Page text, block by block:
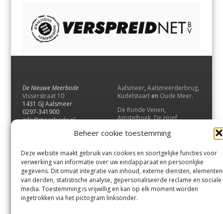
Beheer cookie toestemming
Deze website maakt gebruik van cookies en soortgelijke functies voor
verwerking van informatie over uw eindapparaat en persoonlijke
gegevens. Dit omvat integratie van inhoud, externe diensten, elementen
van derden, statistische analyse, gepersonaliseerde reclame en sociale
media. Toestemming is vrijwillig en kan op elk moment worden
ingetrokken via het pictogram linksonder.
De Nieuwe Meerbode
Visserstraat 10
1431 GJ Aalsmeer
0297-341900
info@meerbode.nl
Aalsmeer, Aalsmeerderbrug,
Kudelstaart en Oude Meer.
De Ronde Venen,
Amstelhoek,De Hoef,
Vrouwenakker,Waverveen
UithoornenDe Kwakel.
Contact
Andere uitgaven
Bezorgklacht